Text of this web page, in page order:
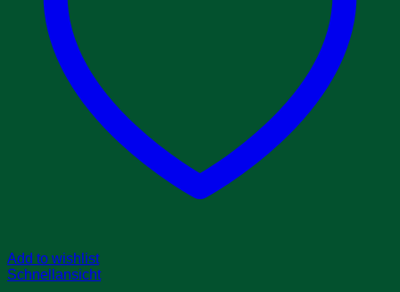
Add to wishlist
Schnellansicht